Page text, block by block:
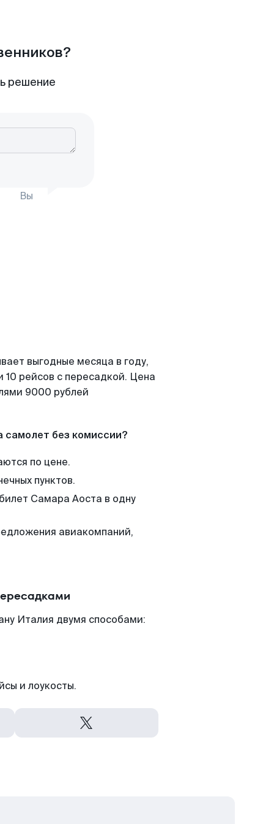
решение
Вы
выгодные месяца в году,
рейсов с пересадкой. Цена
9000 рублей
самолет без комиссии?
по цене.
пунктов.
Самара Аоста в одну
авиакомпаний,
Италия двумя способами:
и лоукосты.